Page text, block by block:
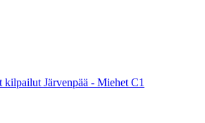
Järvenpää - Miehet C1